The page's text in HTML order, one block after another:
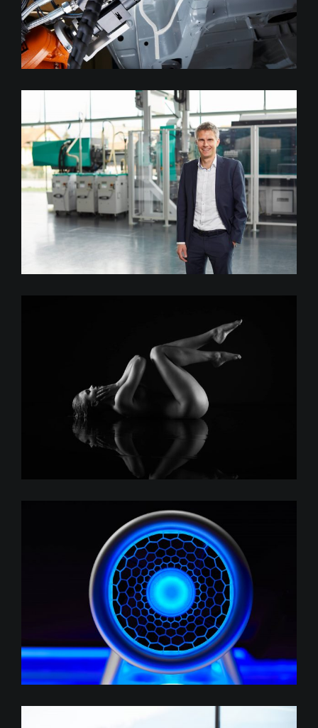
red. Porträts bei ARBURG,
Loßburg
Roxana Klima
Festo SupraMotor